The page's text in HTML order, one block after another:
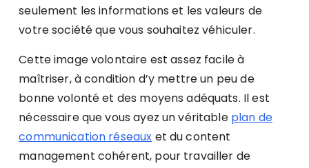
seulement les informations et les valeurs de
votre société que vous souhaitez véhiculer.
Cette image volontaire est assez facile à
maîtriser, à condition d’y mettre un peu de
bonne volonté et des moyens adéquats. Il est
nécessaire que vous ayez un véritable plan de
communication réseaux et du content
management cohérent, pour travailler de